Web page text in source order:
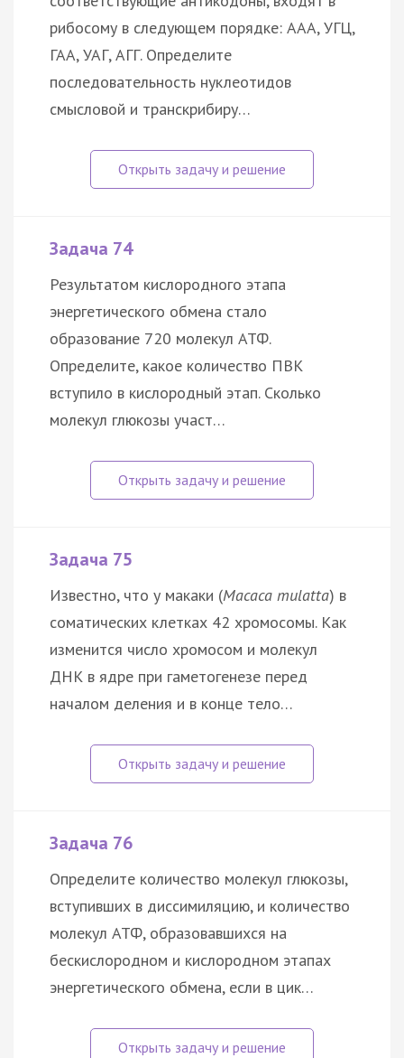
рибосому в следующем порядке: ААА, УГЦ,
ГАА, УАГ, АГГ. Определите
последовательность нуклеотидов
смысловой и транскрибиру…
Задача 74
Результатом кислородного этапа
энергетического обмена стало
образование 720 молекул АТФ.
Определите, какое количество ПВК
вступило в кислородный этап. Сколько
молекул глюкозы участ…
Задача 75
Известно, что у макаки (Macaca mulatta) в
соматических клетках 42 хромосомы. Как
изменится число хромосом и молекул
ДНК в ядре при гаметогенезе перед
началом деления и в конце тело…
Задача 76
Определите количество молекул глюкозы,
вступивших в диссимиляцию, и количество
молекул АТФ, образовавшихся на
бескислородном и кислородном этапах
энергетического обмена, если в цик…